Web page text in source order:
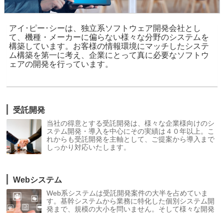
アイ･ピー･シーは、独立系ソフトウェア開発会社とし
て、機種・メーカーに偏らない様々な分野のシステムを
構築しています。お客様の情報環境にマッチしたシステ
ム構築を第一に考え、企業にとって真に必要なソフトウ
ェアの開発を行っています。
受託開発
当社の得意とする受託開発は、様々な企業様向けのシ
ステム開発・導入を中心にその実績は４０年以上。こ
れからも受託開発を主軸として、ご提案から導入まで
しっかり対応いたします。
Webシステム
Web系システムは受託開発案件の大半を占めていま
す。基幹システムから業務に特化した個別システム開
発まで、規模の大小を問いません。そして様々な開発